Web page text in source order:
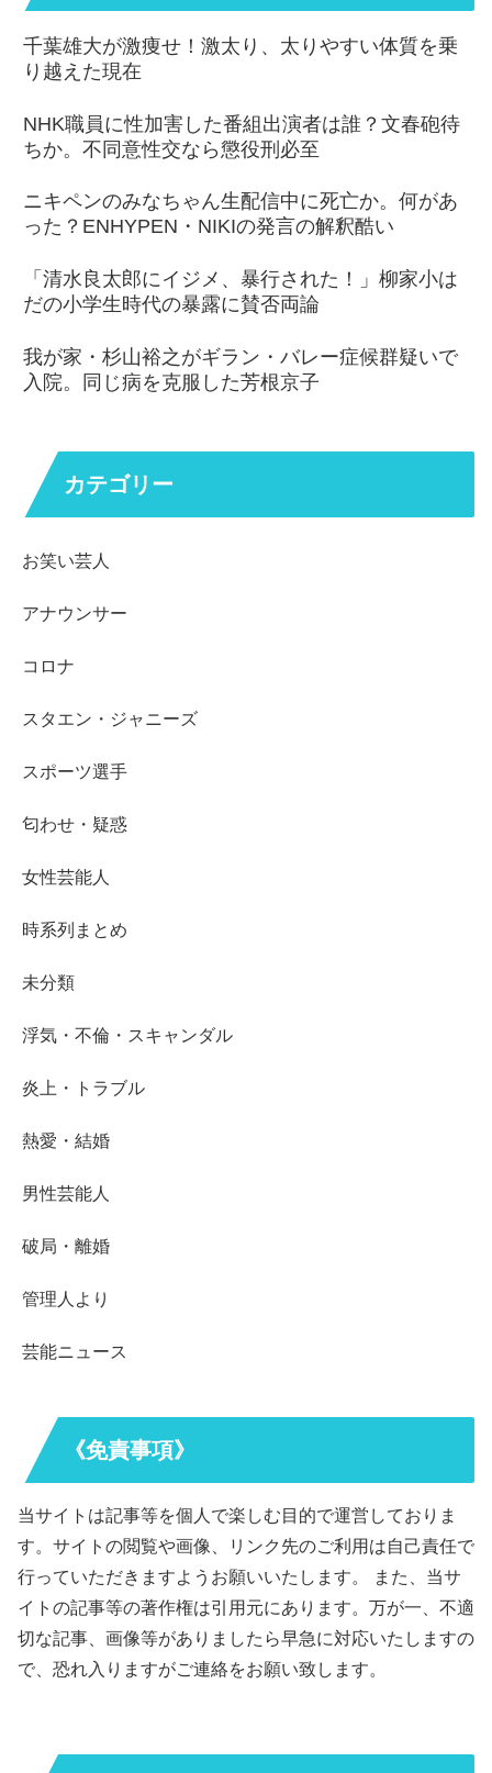
千葉雄大が激痩せ！激太り、太りやすい体質を乗
り越えた現在
NHK職員に性加害した番組出演者は誰？文春砲待
ちか。不同意性交なら懲役刑必至
ニキペンのみなちゃん生配信中に死亡か。何があ
った？ENHYPEN・NIKIの発言の解釈酷い
「清水良太郎にイジメ、暴行された！」柳家小は
だの小学生時代の暴露に賛否両論
我が家・杉山裕之がギラン・バレー症候群疑いで
入院。同じ病を克服した芳根京子
カテゴリー
お笑い芸人
アナウンサー
コロナ
スタエン・ジャニーズ
スポーツ選手
匂わせ・疑惑
女性芸能人
時系列まとめ
未分類
浮気・不倫・スキャンダル
炎上・トラブル
熱愛・結婚
男性芸能人
破局・離婚
管理人より
芸能ニュース
《免責事項》
当サイトは記事等を個人で楽しむ目的で運営しておりま
す。サイトの閲覧や画像、リンク先のご利用は自己責任で
行っていただきますようお願いいたします。 また、当サ
イトの記事等の著作権は引用元にあります。万が一、不適
切な記事、画像等がありましたら早急に対応いたしますの
で、恐れ入りますがご連絡をお願い致します。